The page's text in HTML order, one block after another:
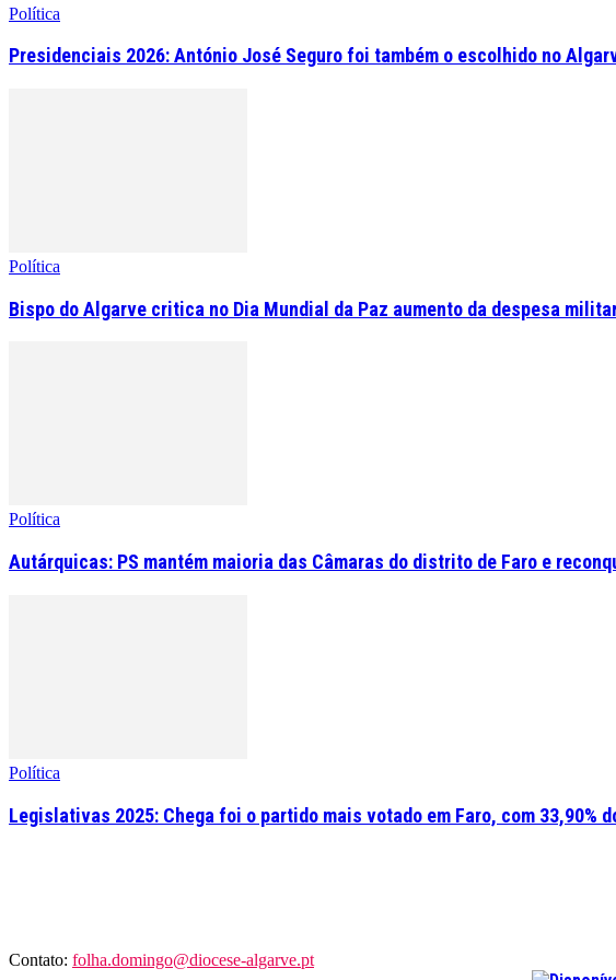
Política
Presidenciais 2026: António José Seguro foi também o escolhido no
Política
Bispo do Algarve critica no Dia Mundial da Paz aumento da despesa
Política
Autárquicas: PS mantém maioria das Câmaras do distrito de Faro e
Política
Legislativas 2025: Chega foi o partido mais votado em Faro, com 33,90%
Contato: folha.domingo@diocese-algarve.pt